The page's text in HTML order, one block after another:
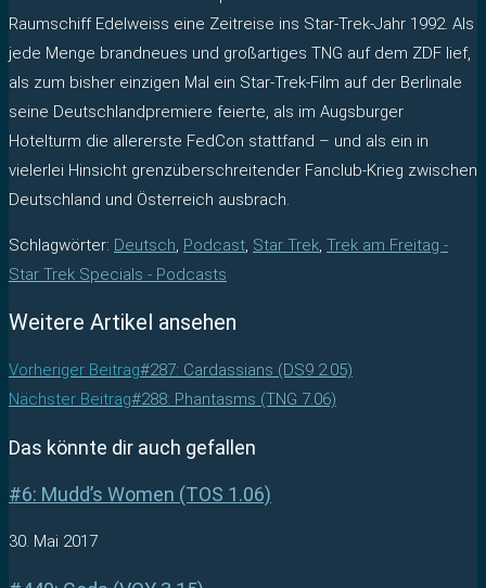
Raumschiff Edelweiss eine Zeitreise ins Star-Trek-Jahr 1992. Als
jede Menge brandneues und großartiges TNG auf dem ZDF lief,
als zum bisher einzigen Mal ein Star-Trek-Film auf der Berlinale
seine Deutschlandpremiere feierte, als im Augsburger
Hotelturm die allererste FedCon stattfand – und als ein in
vielerlei Hinsicht grenzüberschreitender Fanclub-Krieg zwischen
Deutschland und Österreich ausbrach.
Schlagwörter: Deutsch, Podcast, Star Trek, Trek am Freitag -
Star Trek Specials - Podcasts
Weitere Artikel ansehen
Vorheriger Beitrag#287: Cardassians (DS9 2.05)
Nächster Beitrag#288: Phantasms (TNG 7.06)
Das könnte dir auch gefallen
#6: Mudd’s Women (TOS 1.06)
30. Mai 2017